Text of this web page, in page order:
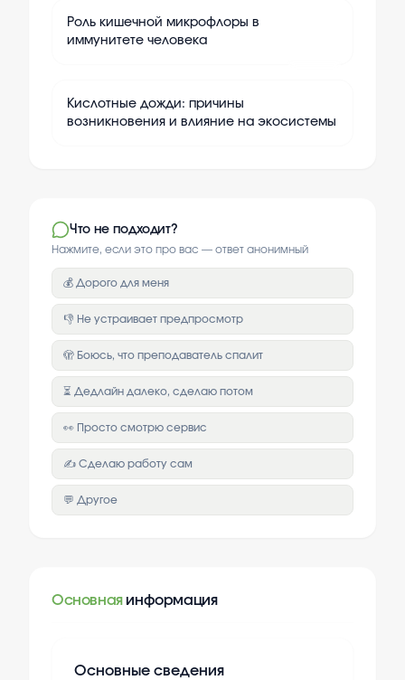
Роль кишечной микрофлоры в
иммунитете человека
Кислотные дожди: причины
возникновения и влияние на экосистемы
Что не подходит?
Нажмите, если это про вас — ответ анонимный
💰 Дорого для меня
👎 Не устраивает предпросмотр
🫣 Боюсь, что преподаватель спалит
⏳ Дедлайн далеко, сделаю потом
👀 Просто смотрю сервис
✍️ Сделаю работу сам
💬 Другое
Основная информация
Основные сведения